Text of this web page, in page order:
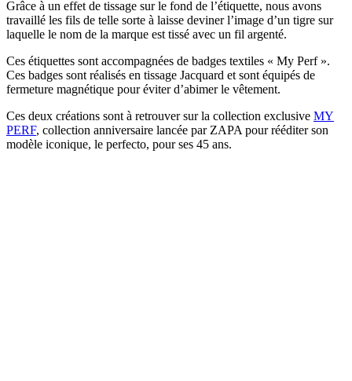
Grâce à un effet de tissage sur le fond de l’étiquette, nous avons
travaillé les fils de telle sorte à laisse deviner l’image d’un tigre sur
laquelle le nom de la marque est tissé avec un fil argenté.
Ces étiquettes sont accompagnées de badges textiles « My Perf ».
Ces badges sont réalisés en tissage Jacquard et sont équipés de
fermeture magnétique pour éviter d’abimer le vêtement.
Ces deux créations sont à retrouver sur la collection exclusive MY
PERF, collection anniversaire lancée par ZAPA pour rééditer son
modèle iconique, le perfecto, pour ses 45 ans.